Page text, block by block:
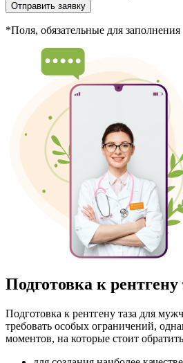
Отправить заявку
*Поля, обязательные для заполнения
Подготовка к рентгену
Подготовка к рентгену таза для
требовать особых ограничений,
моментов, на которые стоит